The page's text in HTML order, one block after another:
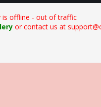
is offline - out of traffic
or contact us at